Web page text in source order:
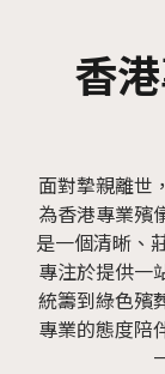
香
面對摯親離世
為香港專業殯
是一個清晰、
專注於提供一
統籌到綠色殯
專業的態度陪